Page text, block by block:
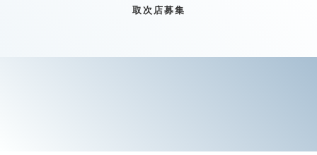
取次店募集